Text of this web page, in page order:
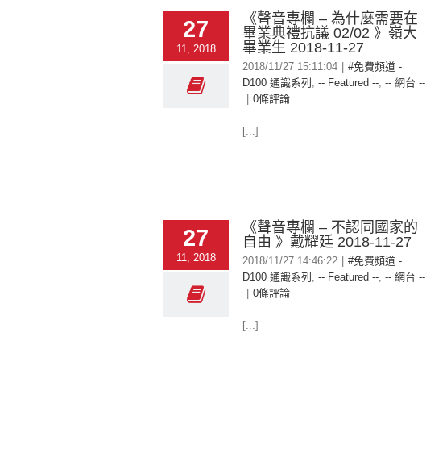
27
11, 2018
《聲音專欄 – 為什麼需要在
畢業典禮抗議 02/02 》嶺大
畢業生 2018-11-27
2018/11/27 15:11:04
#免費頻道 -
D100 通識系列 , -- Featured --, -- 網台 --
0條評論
[...]
27
11, 2018
《聲音專欄 – 不認同國家的
自由 》戴耀廷 2018-11-27
2018/11/27 14:46:22
#免費頻道 -
D100 通識系列 , -- Featured --, -- 網台 --
0條評論
[...]